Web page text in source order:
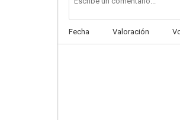
5.4
Fecha Valoración